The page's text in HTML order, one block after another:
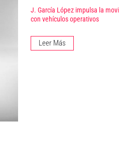
J. García López impulsa la
con vehículos operativos
Leer Más